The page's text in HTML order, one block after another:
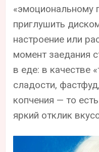
«эмоциональному
приглушить
настроение или
момент заедания
в еде: в качестве
сладости,
копчения — то
яркий отклик